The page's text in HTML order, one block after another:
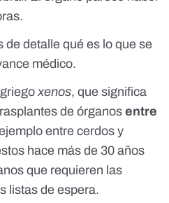
de detalle qué es lo que se
médico.
xenos, que significa
de órganos entre
entre cerdos y
hace más de 30 años
que requieren las
listas de espera.